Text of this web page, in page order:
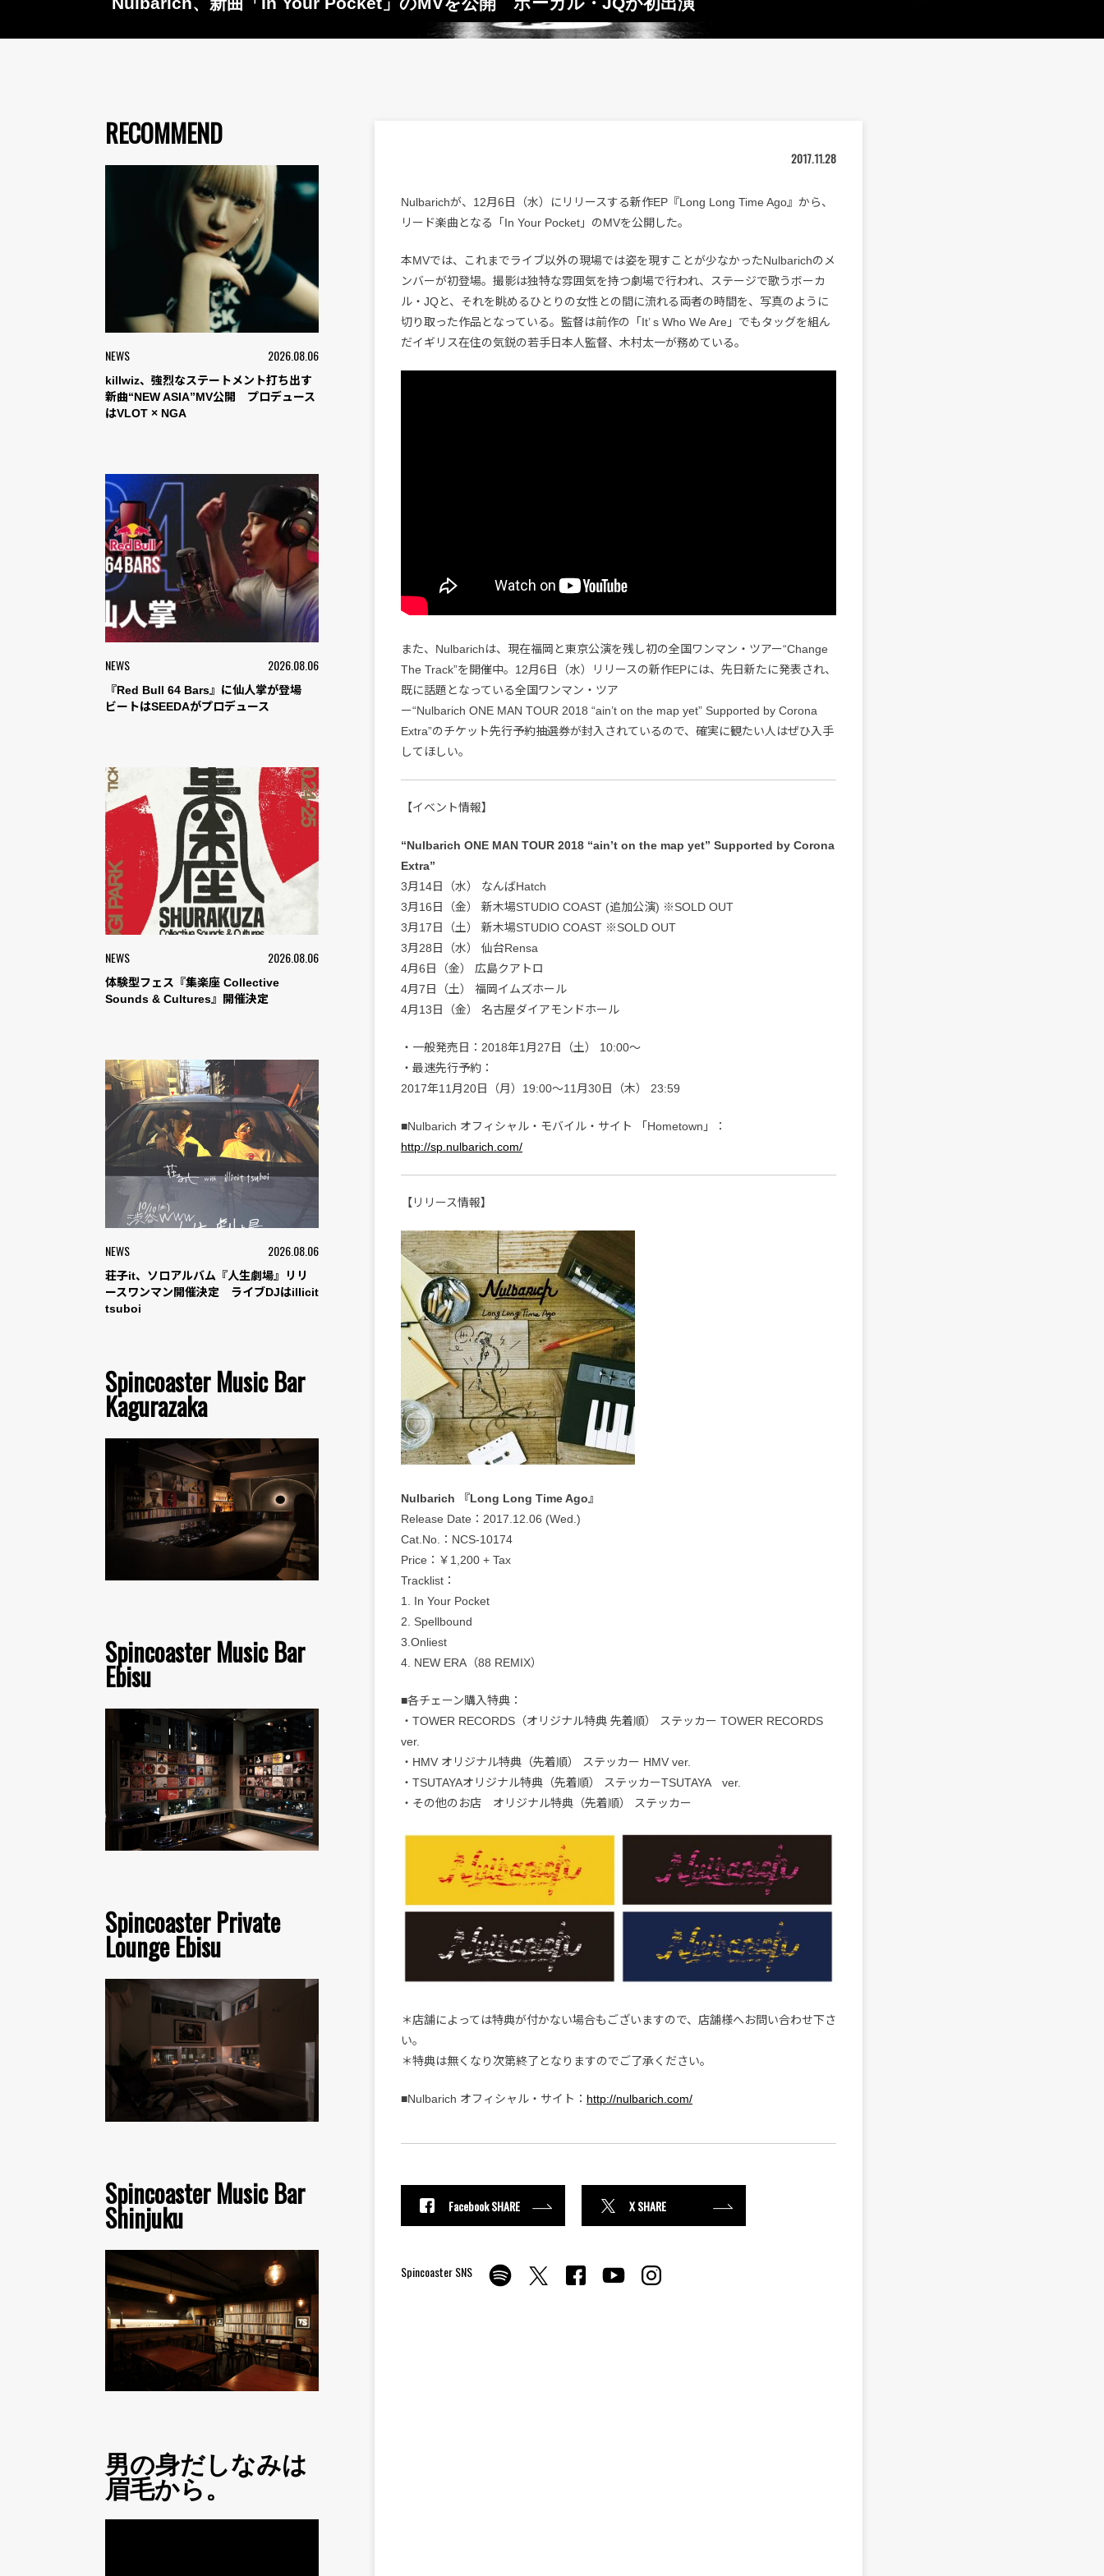
RECOMMEND
NEWS 2026.08.06
killwiz、強烈なステートメント打ち出す
新曲“NEW ASIA”MV公開 プロデュース
はVLOT × NGA
NEWS 2026.08.06
『Red Bull 64 Bars』に仙人掌が登場
ビートはSEEDAがプロデュース
NEWS 2026.08.06
体験型フェス『集楽座 Collective
Sounds & Cultures』開催決定
NEWS 2026.08.06
荘子it、ソロアルバム『人生劇場』リリ
ースワンマン開催決定 ライブDJはillicit
tsuboi
Spincoaster Music Bar
Kagurazaka
Spincoaster Music Bar
Ebisu
Spincoaster Private
Lounge Ebisu
Spincoaster Music Bar
Shinjuku
男の身だしなみは
眉毛から。
2017.11.28
Nulbarichが、12月6日（水）にリリースする新作EP『Long Long Time Ago』から、
リード楽曲となる「In Your Pocket」のMVを公開した。
本MVでは、これまでライブ以外の現場では姿を現すことが少なかったNulbarichのメ
ンバーが初登場。撮影は独特な雰囲気を持つ劇場で行われ、ステージで歌うボーカ
ル・JQと、それを眺めるひとりの女性との間に流れる両者の時間を、写真のように
切り取った作品となっている。監督は前作の「It’ s Who We Are」でもタッグを組ん
だイギリス在住の気鋭の若手日本人監督、木村太一が務めている。
また、Nulbarichは、現在福岡と東京公演を残し初の全国ワンマン・ツアー“Change
The Track”を開催中。12月6日（水）リリースの新作EPには、先日新たに発表され、
既に話題となっている全国ワンマン・ツア
ー“Nulbarich ONE MAN TOUR 2018 “ain’t on the map yet” Supported by Corona
Extra”のチケット先行予約抽選券が封入されているので、確実に観たい人はぜひ入手
してほしい。
【イベント情報】
“Nulbarich ONE MAN TOUR 2018 “ain’t on the map yet” Supported by Corona
Extra”
3月14日（水） なんばHatch
3月16日（金） 新木場STUDIO COAST (追加公演) ※SOLD OUT
3月17日（土） 新木場STUDIO COAST ※SOLD OUT
3月28日（水） 仙台Rensa
4月6日（金） 広島クアトロ
4月7日（土） 福岡イムズホール
4月13日（金） 名古屋ダイアモンドホール
・一般発売日：2018年1月27日（土） 10:00～
・最速先行予約：
2017年11月20日（月）19:00～11月30日（木） 23:59
■Nulbarich オフィシャル・モバイル・サイト 「Hometown」：
http://sp.nulbarich.com/
【リリース情報】
Nulbarich 『Long Long Time Ago』
Release Date：2017.12.06 (Wed.)
Cat.No.：NCS-10174
Price：￥1,200 + Tax
Tracklist：
1. In Your Pocket
2. Spellbound
3.Onliest
4. NEW ERA（88 REMIX）
■各チェーン購入特典：
・TOWER RECORDS（オリジナル特典 先着順） ステッカー TOWER RECORDS
ver.
・HMV オリジナル特典（先着順） ステッカー HMV ver.
・TSUTAYAオリジナル特典（先着順） ステッカーTSUTAYA ver.
・その他のお店 オリジナル特典（先着順） ステッカー
＊店舗によっては特典が付かない場合もございますので、店舗様へお問い合わせ下さ
い。
＊特典は無くなり次第終了となりますのでご了承ください。
■Nulbarich オフィシャル・サイト： http://nulbarich.com/
Facebook SHARE X SHARE
Spincoaster SNS